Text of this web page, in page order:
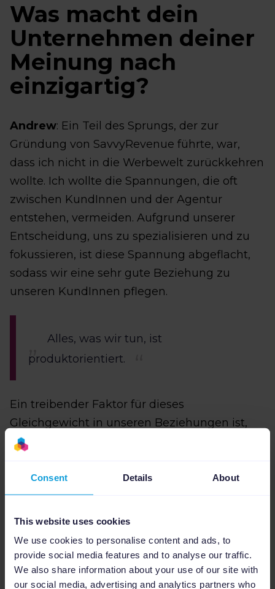
Consent Details About
This website uses cookies
We use cookies to personalise content and ads, to
provide social media features and to analyse our traffic.
We also share information about your use of our site with
our social media, advertising and analytics partners who
Was macht dein
Unternehmen deiner
Meinung nach
einzigartig?
Andrew: Ein Teil des Sprungs, der zur
Gründung von SavvyRevenue führte, war,
dass ich nicht in die Werbewelt zurückkehren
wollte. Ich wollte die Spannungen, die oft
zwischen KundInnen und der Agentur
entstehen, vermeiden. Aufgrund unserer
Entscheidung, uns zu spezialisieren und zu
fokussieren, ist diese Spannung abgeflacht,
sodass wir eine sehr gute Beziehung zu
unseren KundInnen pflegen.
Alles, was wir tun, ist
produktorientiert.
Ein treibender Faktor für dieses
Gleichgewicht in unseren Beziehungen ist,
dass alles, was wir tun, produktorientiert ist.
sprechen, wir haben keine
VertriebsmitarbeiterInnen und wir haben
keinen CEO oder Manager von außerhalb der
Branche.
Jeder im Unternehmen kennt sich mit E-
Commerce aus und kennt die